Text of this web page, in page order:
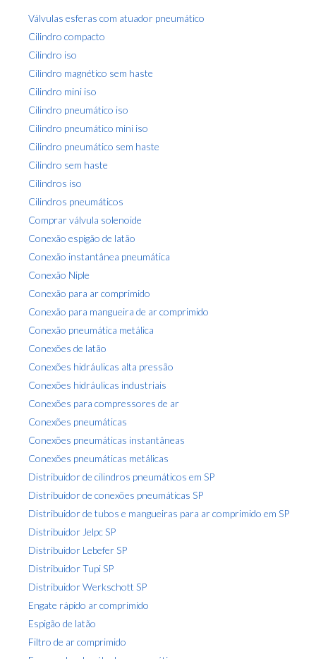
a
s
m
Válvulas esferas com atuador pneumático
Cilindro compacto
Cilindro iso
Cilindro magnético sem haste
Cilindro mini iso
Cilindro pneumático iso
Cilindro pneumático mini iso
Cilindro pneumático sem haste
Cilindro sem haste
Cilindros iso
Cilindros pneumáticos
Comprar válvula solenoide
Conexão espigão de latão
Conexão instantânea pneumática
Conexão Niple
Conexão para ar comprimido
Conexão para mangueira de ar comprimido
Conexão pneumática metálica
Conexões de latão
Conexões hidráulicas alta pressão
Conexões hidráulicas industriais
Conexões para compressores de ar
Conexões pneumáticas
Conexões pneumáticas instantâneas
Conexões pneumáticas metálicas
Distribuidor de cilindros pneumáticos em SP
Distribuidor de conexões pneumáticas SP
Distribuidor de tubos e mangueiras para ar comprimido em SP
Distribuidor Jelpc SP
Distribuidor Lebefer SP
Distribuidor Tupi SP
Distribuidor Werkschott SP
Engate rápido ar comprimido
Espigão de latão
Filtro de ar comprimido